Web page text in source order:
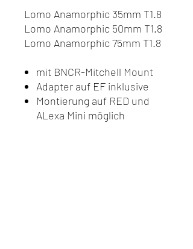
Lomo Anamorphic 35mm T1.8
Lomo Anamorphic 50mm T1.8
Lomo Anamorphic 75mm T1.8
mit BNCR-Mitchell Mount
Adapter auf EF inklusive
Montierung auf RED und
ALexa Mini möglich